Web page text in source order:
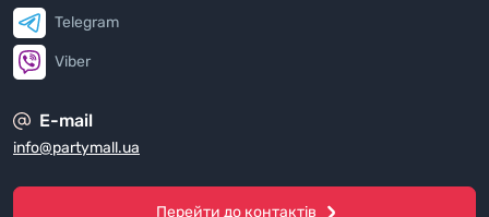
Telegram
Viber
E-mail
info@partymall.ua
Перейти до контактів